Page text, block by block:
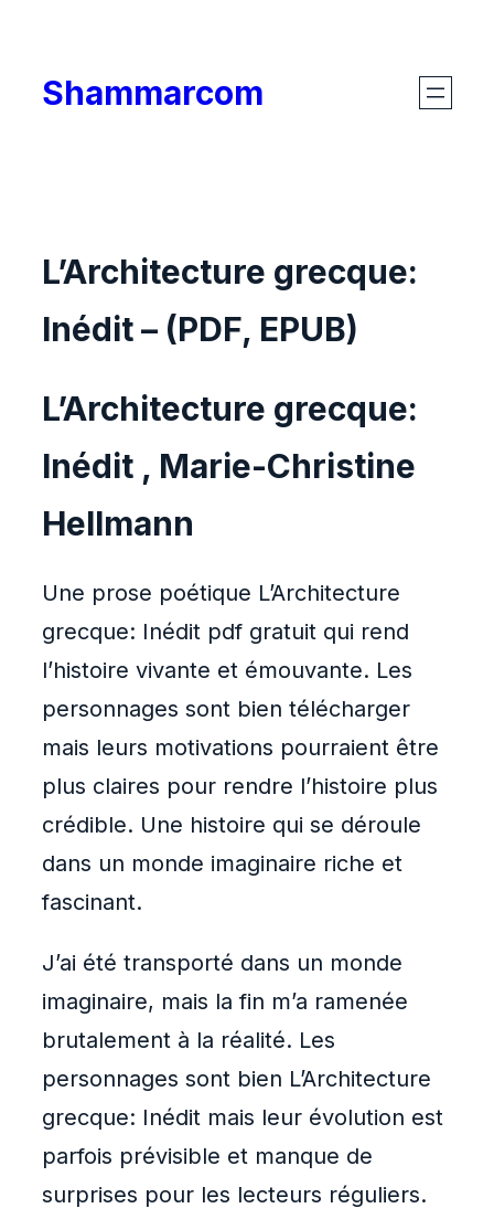
content
Shammarcom
L’Architecture grecque:
Inédit – (PDF, EPUB)
L’Architecture grecque:
Inédit , Marie-Christine
Hellmann
Une prose poétique L’Architecture
grecque: Inédit pdf gratuit qui rend
l’histoire vivante et émouvante. Les
personnages sont bien télécharger
mais leurs motivations pourraient être
plus claires pour rendre l’histoire plus
crédible. Une histoire qui se déroule
dans un monde imaginaire riche et
fascinant.
J’ai été transporté dans un monde
imaginaire, mais la fin m’a ramenée
brutalement à la réalité. Les
personnages sont bien L’Architecture
grecque: Inédit mais leur évolution est
parfois prévisible et manque de
surprises pour les lecteurs réguliers.